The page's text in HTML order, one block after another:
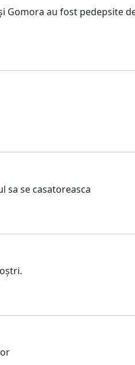
Gomora au fost pedepsite
sa se casatoreasca